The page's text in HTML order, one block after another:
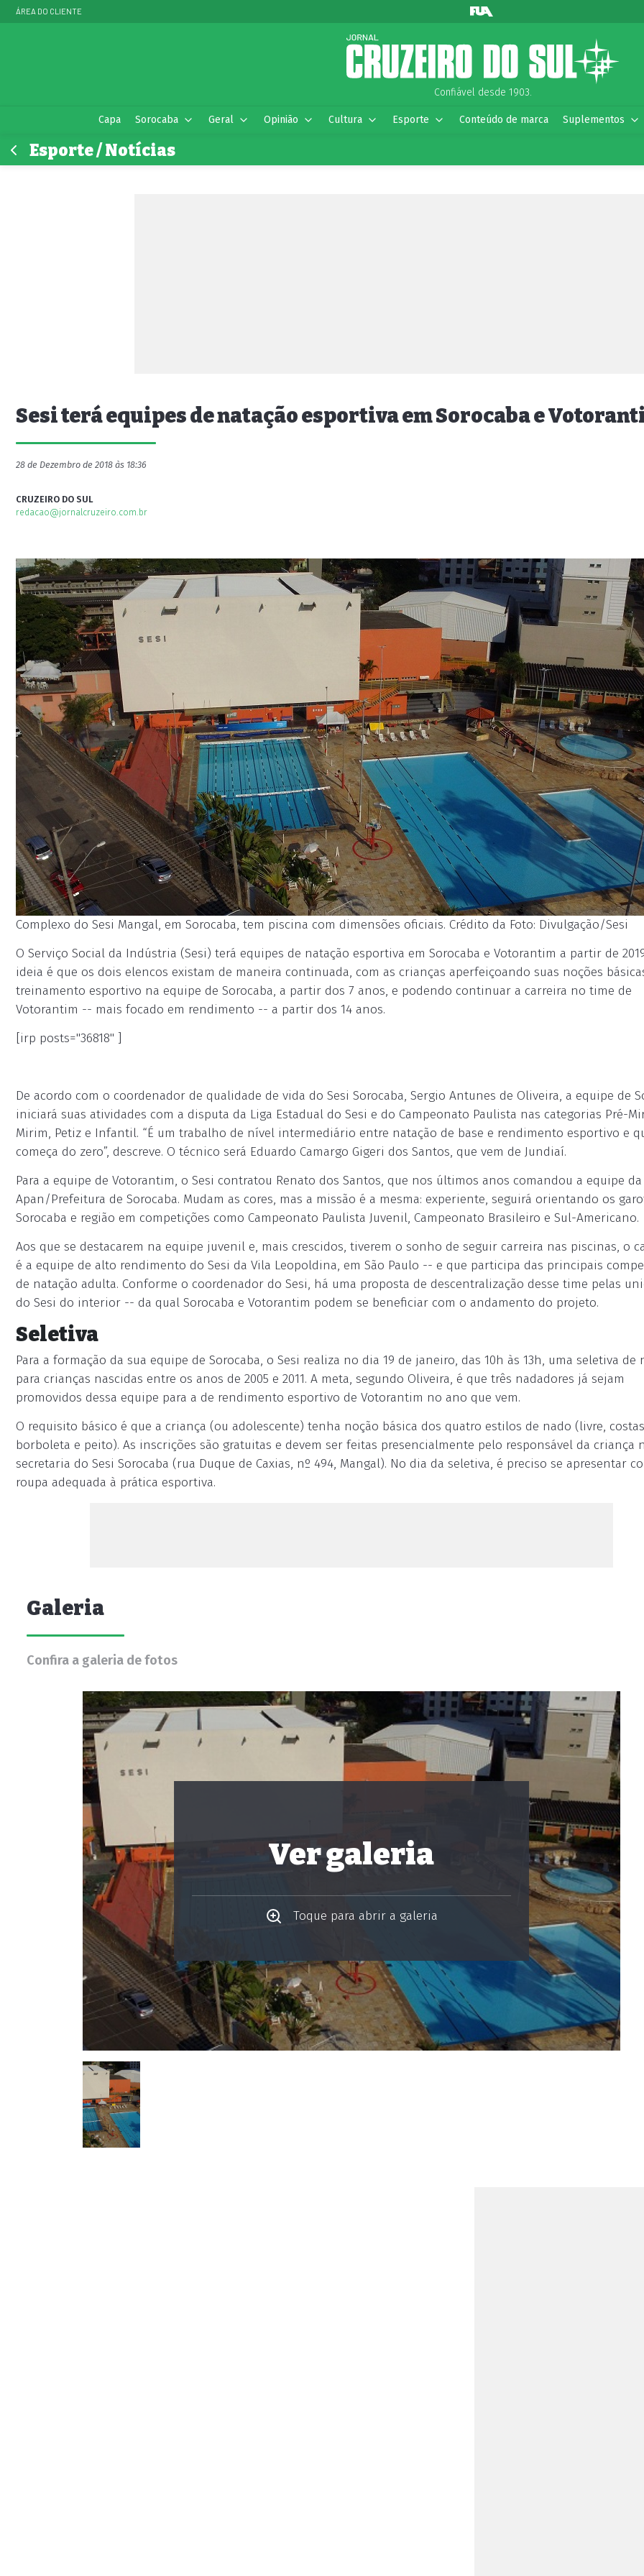
ÁREA DO CLIENTE
Confiável desde 1903.
Capa Sorocaba Geral Opinião Cultura Esporte Conteúdo de marca Suplementos
Esporte / Notícias
Sesi terá equipes de natação esportiva em Sorocaba e
28 de Dezembro de 2018 às 18:36
CRUZEIRO DO SUL
redacao@jornalcruzeiro.com.br
Complexo do Sesi Mangal, em Sorocaba, tem piscina com dimensões oficiais. Crédito da Foto: Divulgação/Sesi
O Serviço Social da Indústria (Sesi) terá equipes de natação esportiva em Sorocaba e Votorantim a partir de
ideia é que os dois elencos existam de maneira continuada, com as crianças aperfeiçoando suas noções
treinamento esportivo na equipe de Sorocaba, a partir dos 7 anos, e podendo continuar a carreira no time de
Votorantim -- mais focado em rendimento -- a partir dos 14 anos.
[irp posts="36818" ]
De acordo com o coordenador de qualidade de vida do Sesi Sorocaba, Sergio Antunes de Oliveira, a equipe de
iniciará suas atividades com a disputa da Liga Estadual do Sesi e do Campeonato Paulista nas categorias Pré-
Mirim, Petiz e Infantil. “É um trabalho de nível intermediário entre natação de base e rendimento esportivo e
começa do zero”, descreve. O técnico será Eduardo Camargo Gigeri dos Santos, que vem de Jundiaí.
Para a equipe de Votorantim, o Sesi contratou Renato dos Santos, que nos últimos anos comandou a equipe da
Apan/Prefeitura de Sorocaba. Mudam as cores, mas a missão é a mesma: experiente, seguirá orientando os
Sorocaba e região em competições como Campeonato Paulista Juvenil, Campeonato Brasileiro e Sul-Americano.
Aos que se destacarem na equipe juvenil e, mais crescidos, tiverem o sonho de seguir carreira nas piscinas, o
é a equipe de alto rendimento do Sesi da Vila Leopoldina, em São Paulo -- e que participa das principais
de natação adulta. Conforme o coordenador do Sesi, há uma proposta de descentralização desse time pelas
do Sesi do interior -- da qual Sorocaba e Votorantim podem se beneficiar com o andamento do projeto.
Seletiva
Para a formação da sua equipe de Sorocaba, o Sesi realiza no dia 19 de janeiro, das 10h às 13h, uma seletiva de
para crianças nascidas entre os anos de 2005 e 2011. A meta, segundo Oliveira, é que três nadadores já sejam
promovidos dessa equipe para a de rendimento esportivo de Votorantim no ano que vem.
O requisito básico é que a criança (ou adolescente) tenha noção básica dos quatro estilos de nado (livre,
borboleta e peito). As inscrições são gratuitas e devem ser feitas presencialmente pelo responsável da criança
secretaria do Sesi Sorocaba (rua Duque de Caxias, nº 494, Mangal). No dia da seletiva, é preciso se apresentar
roupa adequada à prática esportiva.
Galeria
Confira a galeria de fotos
Ver galeria
Toque para abrir a galeria